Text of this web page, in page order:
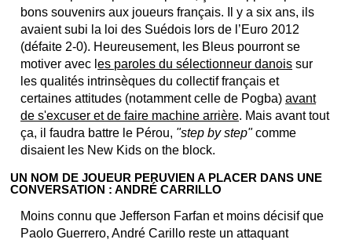
bons souvenirs aux joueurs français. Il y a six ans, ils
avaient subi la loi des Suédois lors de l’Euro 2012
(défaite 2-0). Heureusement, les Bleus pourront se
motiver avec les paroles du sélectionneur danois sur
les qualités intrinsèques du collectif français et
certaines attitudes (notamment celle de Pogba)avant
de s'excuser et de faire machine arrière. Mais avant tout
ça, il faudra battre le Pérou, "step by step"comme
disaient les New Kids on the block.
UN NOM DE JOUEUR PERUVIEN A PLACER DANS UNE
CONVERSATION : ANDRÉ CARRILLO
Moins connu que Jefferson Farfan et moins décisif que
Paolo Guerrero, André Carillo reste un attaquant